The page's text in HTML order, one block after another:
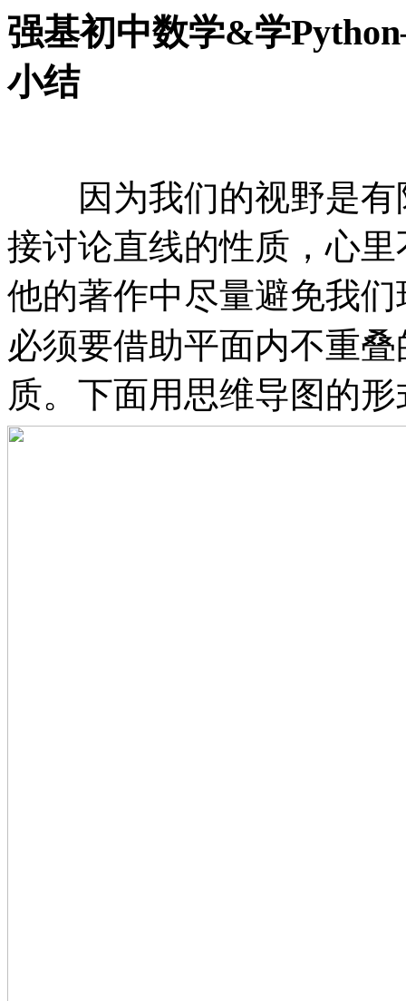
强基初中数学&学
小结
因为我们的视野是有
接讨论直线的性质，心
他的著作中尽量避免我们
必须要借助平面内不重
质。下面用思维导图的